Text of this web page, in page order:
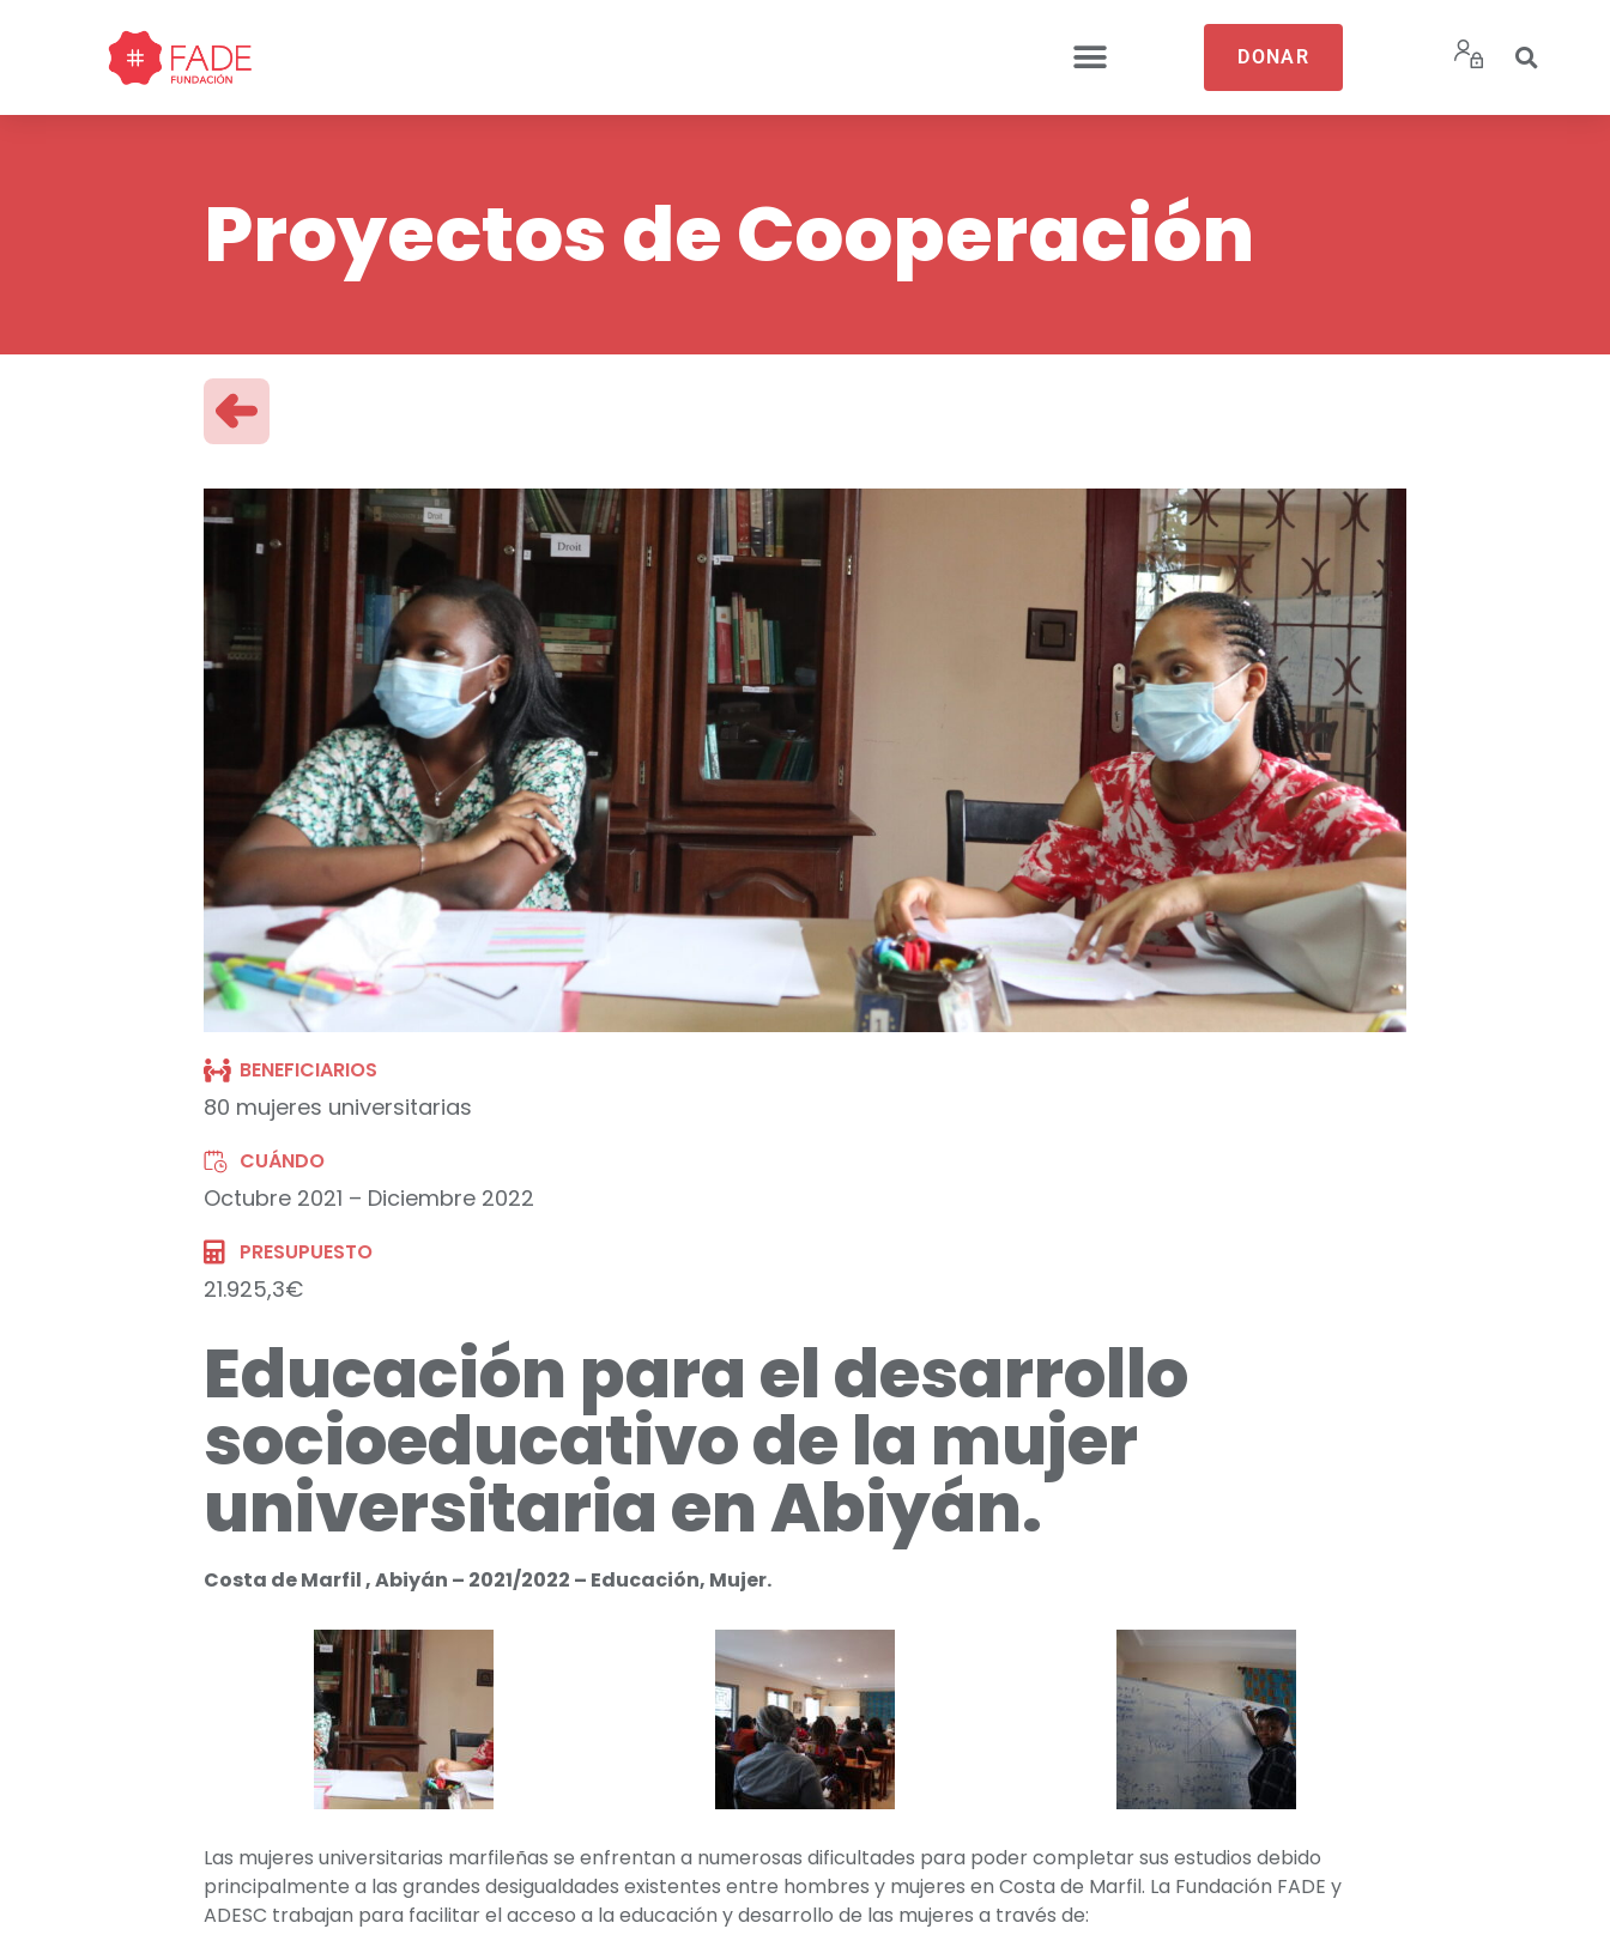
DONAR
Proyectos de Cooperación
BENEFICIARIOS
80 mujeres universitarias
CUÁNDO
Octubre 2021 – Diciembre 2022
PRESUPUESTO
21.925,3€
Educación para el desarrollo
socioeducativo de la mujer
universitaria en Abiyán.
Costa de Marfil , Abiyán – 2021/2022 – Educación, Mujer.
Las mujeres universitarias marfileñas se enfrentan a numerosas dificultades para poder completar sus estudios debido
principalmente a las grandes desigualdades existentes entre hombres y mujeres en Costa de Marfil. La Fundación FADE y
ADESC trabajan para facilitar el acceso a la educación y desarrollo de las mujeres a través de: